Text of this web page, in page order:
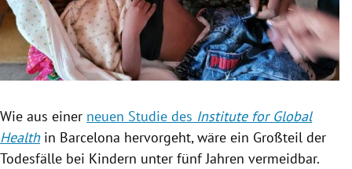
Untermenü
Untermenü
Untermenü
Wie aus einer neuen Studie des Institute for Global
Health in Barcelona hervorgeht, wäre ein Großteil der
Todesfälle bei Kindern unter fünf Jahren vermeidbar.